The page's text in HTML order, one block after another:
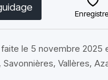
le 5 novembre 2025
Savonnières, Vallères,